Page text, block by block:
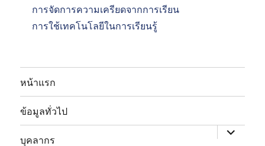
การจัดการความเครียดจากการเรียน
การใช้เทคโนโลยีในการเรียนรู้
หน้าแรก
ข้อมูลทั่วไป
expand
บุคลากร
expand
child